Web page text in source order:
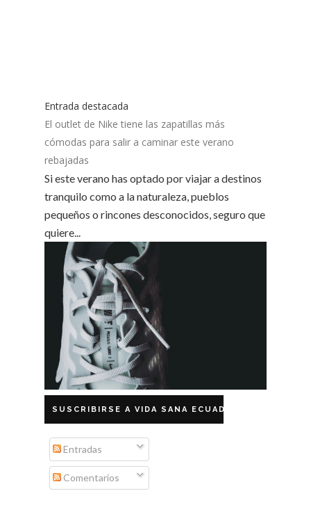
Entrada destacada
El outlet de Nike tiene las zapatillas más
cómodas para salir a caminar este verano
rebajadas
Si este verano has optado por viajar a destinos
tranquilo como a la naturaleza, pueblos
pequeños o rincones desconocidos, seguro que
quiere...
SUSCRIBIRSE A VIDA SANA ECUADOR
Entradas
Comentarios